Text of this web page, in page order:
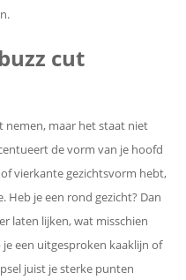
cut
nemen, maar het staat niet
de vorm van je hoofd
vierkante gezichtsvorm hebt,
Heb je een rond gezicht? Dan
laten lijken, wat misschien
een uitgesproken kaaklijn of
juist je sterke punten